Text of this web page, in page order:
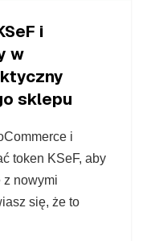
i
w
sklepu
i
token KSeF, aby
z nowymi
się, że to